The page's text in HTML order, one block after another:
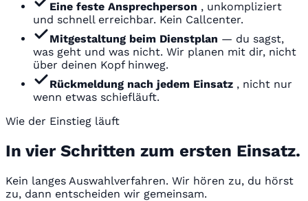
Eine feste Ansprechperson , unkompliziert
und schnell erreichbar. Kein Callcenter.
Mitgestaltung beim Dienstplan — du sagst,
was geht und was nicht. Wir planen mit dir, nicht
über deinen Kopf hinweg.
Rückmeldung nach jedem Einsatz , nicht nur
wenn etwas schiefläuft.
Wie der Einstieg läuft
In vier Schritten zum ersten Einsatz.
Kein langes Auswahlverfahren. Wir hören zu, du hörst
zu, dann entscheiden wir gemeinsam.